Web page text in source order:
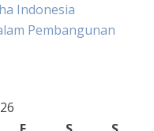
Indonesia
Pembangunan